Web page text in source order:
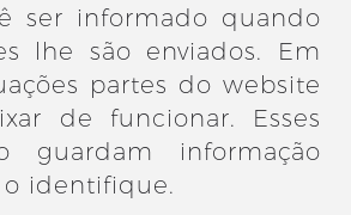
ser informado quando
lhe são enviados. Em
partes do website
de funcionar. Esses
guardam informação
o identifique.